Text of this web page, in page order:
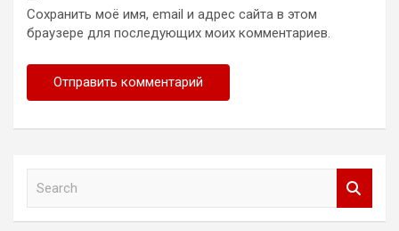
Сохранить моё имя, email и адрес сайта в этом
браузере для последующих моих комментариев.